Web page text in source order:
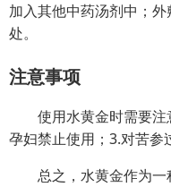
加入其他中药汤剂中；
处。
注意事项
使用水黄金时需要
孕妇禁止使用；3.对苦参
总之，水黄金作为